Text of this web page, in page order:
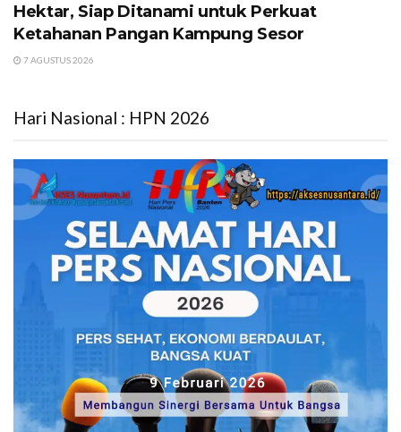
Hektar, Siap Ditanami untuk Perkuat
Ketahanan Pangan Kampung Sesor
7 AGUSTUS 2026
Hari Nasional : HPN 2026